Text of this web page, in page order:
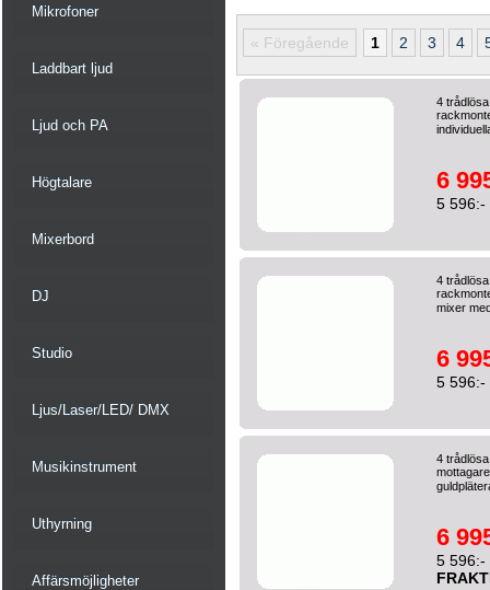
Mikrofoner
Laddbart ljud
Ljud och PA
Högtalare
Mixerbord
DJ
Studio
Ljus/Laser/LED/ DMX
Musikinstrument
Uthyrning
Affärsmöjligheter
« Föregående 1 2 3 4
4
6
5 596:-
4
mixer
6
5 596:-
4
6
5 596:-